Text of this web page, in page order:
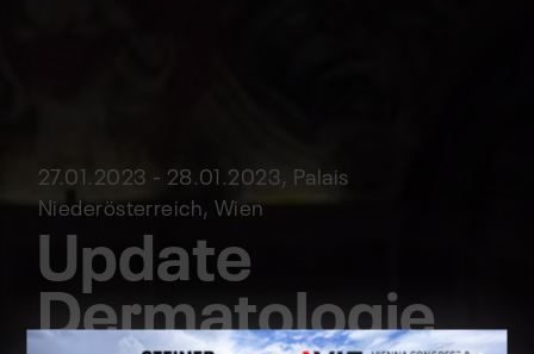
27.01.2023 - 28.01.2023, Palais
Niederösterreich, Wien
Update
Dermatologie